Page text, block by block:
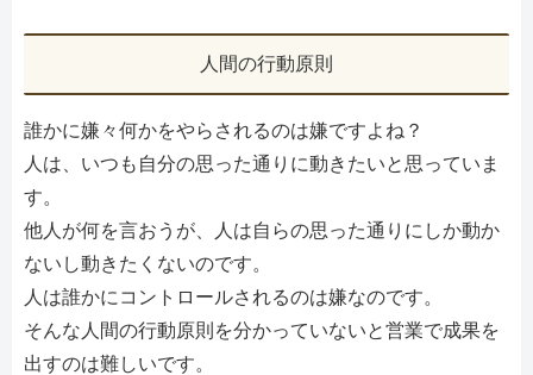
人間の行動原則
誰かに嫌々何かをやらされるのは嫌ですよね？
人は、いつも自分の思った通りに動きたいと思っていま
す。
他人が何を言おうが、人は自らの思った通りにしか動か
ないし動きたくないのです。
人は誰かにコントロールされるのは嫌なのです。
そんな人間の行動原則を分かっていないと営業で成果を
出すのは難しいです。